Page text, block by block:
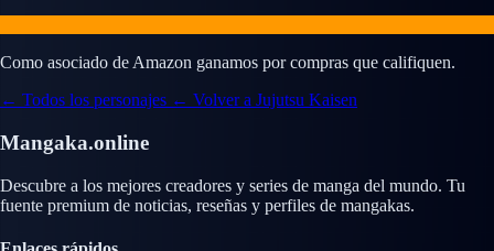
Como asociado de Amazon ganamos por compras que califiquen.
← Todos los personajes ← Volver a Jujutsu Kaisen
Mangaka.online
Descubre a los mejores creadores y series de manga del mundo. Tu
fuente premium de noticias, reseñas y perfiles de mangakas.